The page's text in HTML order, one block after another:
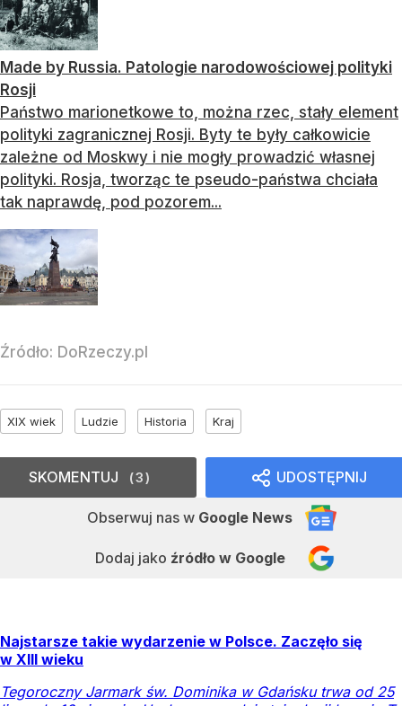
Made by Russia. Patologie narodowościowej polityki
Rosji
Państwo marionetkowe to, można rzec, stały element
polityki zagranicznej Rosji. Byty te były całkowicie
zależne od Moskwy i nie mogły prowadzić własnej
polityki. Rosja, tworząc te pseudo-państwa chciała
tak naprawdę, pod pozorem...
Źródło: DoRzeczy.pl
XIX wiek Ludzie Historia Kraj
UDOSTĘPNIJ
Obserwuj nas w Google News
Dodaj jako źródło w Google
SKOMENTUJ 3
Najstarsze takie wydarzenie w Polsce. Zaczęło się
w XIII wieku
Tegoroczny Jarmark św. Dominika w Gdańsku trwa od 25